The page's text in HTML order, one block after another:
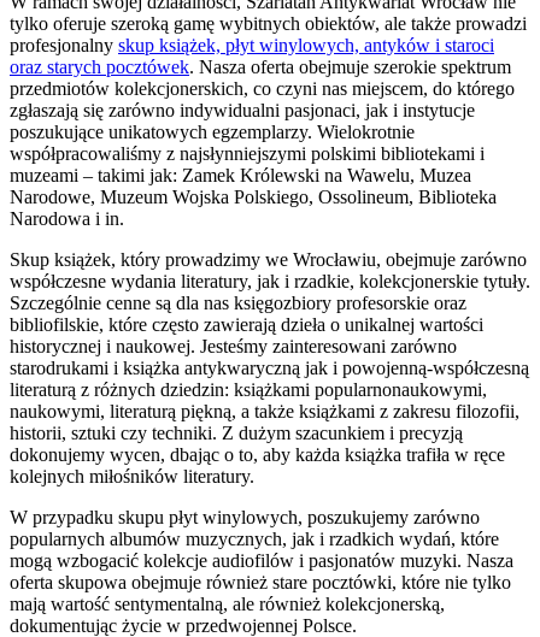
tylko oferuje szeroką gamę wybitnych obiektów, ale także prowadzi
profesjonalny skup książek, płyt winylowych, antyków i staroci
oraz starych pocztówek. Nasza oferta obejmuje szerokie spektrum
przedmiotów kolekcjonerskich, co czyni nas miejscem, do którego
zgłaszają się zarówno indywidualni pasjonaci, jak i instytucje
poszukujące unikatowych egzemplarzy. Wielokrotnie
współpracowaliśmy z najsłynniejszymi polskimi bibliotekami i
muzeami – takimi jak: Zamek Królewski na Wawelu, Muzea
Narodowe, Muzeum Wojska Polskiego, Ossolineum, Biblioteka
Narodowa i in.
Skup książek, który prowadzimy we Wrocławiu, obejmuje zarówno
współczesne wydania literatury, jak i rzadkie, kolekcjonerskie tytuły.
Szczególnie cenne są dla nas księgozbiory profesorskie oraz
bibliofilskie, które często zawierają dzieła o unikalnej wartości
historycznej i naukowej. Jesteśmy zainteresowani zarówno
starodrukami i książka antykwaryczną jak i powojenną-współczesną
literaturą z różnych dziedzin: książkami popularnonaukowymi,
naukowymi, literaturą piękną, a także książkami z zakresu filozofii,
historii, sztuki czy techniki. Z dużym szacunkiem i precyzją
dokonujemy wycen, dbając o to, aby każda książka trafiła w ręce
kolejnych miłośników literatury.
W przypadku skupu płyt winylowych, poszukujemy zarówno
popularnych albumów muzycznych, jak i rzadkich wydań, które
mogą wzbogacić kolekcje audiofilów i pasjonatów muzyki. Nasza
oferta skupowa obejmuje również stare pocztówki, które nie tylko
mają wartość sentymentalną, ale również kolekcjonerską,
dokumentując życie w przedwojennej Polsce.